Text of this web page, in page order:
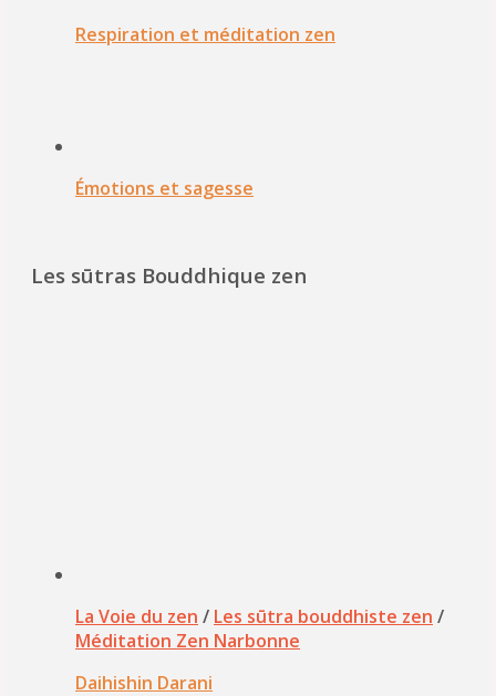
Respiration et méditation zen
Émotions et sagesse
Les sūtras Bouddhique zen
La Voie du zen / Les sūtra bouddhiste zen /
Méditation Zen Narbonne
Daihishin Darani